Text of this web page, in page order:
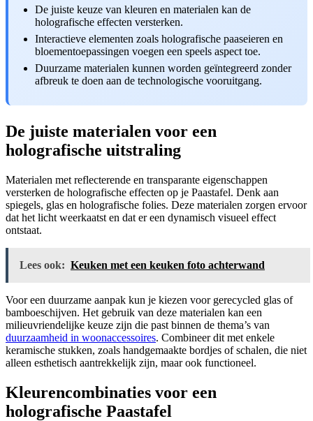
De juiste keuze van kleuren en materialen kan de
holografische effecten versterken.
Interactieve elementen zoals holografische paaseieren en
bloementoepassingen voegen een speels aspect toe.
Duurzame materialen kunnen worden geïntegreerd zonder
afbreuk te doen aan de technologische vooruitgang.
De juiste materialen voor een
holografische uitstraling
Materialen met reflecterende en transparante eigenschappen
versterken de holografische effecten op je Paastafel. Denk aan
spiegels, glas en holografische folies. Deze materialen zorgen ervoor
dat het licht weerkaatst en dat er een dynamisch visueel effect
ontstaat.
Lees ook: Keuken met een keuken foto achterwand
Voor een duurzame aanpak kun je kiezen voor gerecycled glas of
bamboeschijven. Het gebruik van deze materialen kan een
milieuvriendelijke keuze zijn die past binnen de thema’s van
duurzaamheid in woonaccessoires. Combineer dit met enkele
keramische stukken, zoals handgemaakte bordjes of schalen, die niet
alleen esthetisch aantrekkelijk zijn, maar ook functioneel.
Kleurencombinaties voor een
holografische Paastafel